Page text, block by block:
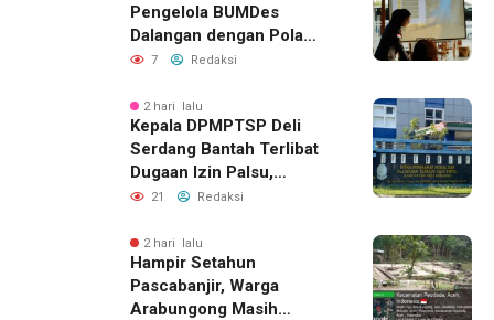
Pengelola BUMDes
Dalangan dengan Pola
Pikir Inovatif
7 Redaksi
2 hari lalu
Kepala DPMPTSP Deli
Serdang Bantah Terlibat
Dugaan Izin Palsu,
Tegaskan Proses
Jalur Resmi
21 Redaksi
2 hari lalu
Hampir Setahun
Pascabanjir, Warga
Arabungong Masih